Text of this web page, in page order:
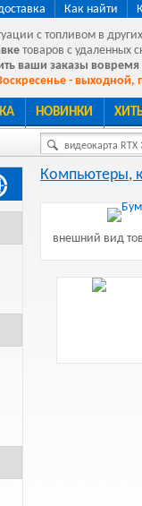
Как найти
с топливом в
товаров с удаленных
ваши заказы вовремя
- выходной,
НОВИНКИ
видеокарта RTX
Компьютеры,
внешний вид